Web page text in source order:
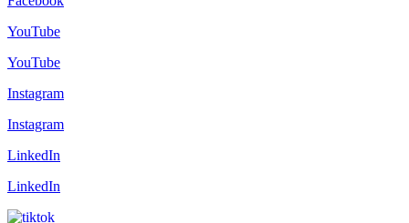
YouTube
YouTube
Instagram
Instagram
LinkedIn
LinkedIn